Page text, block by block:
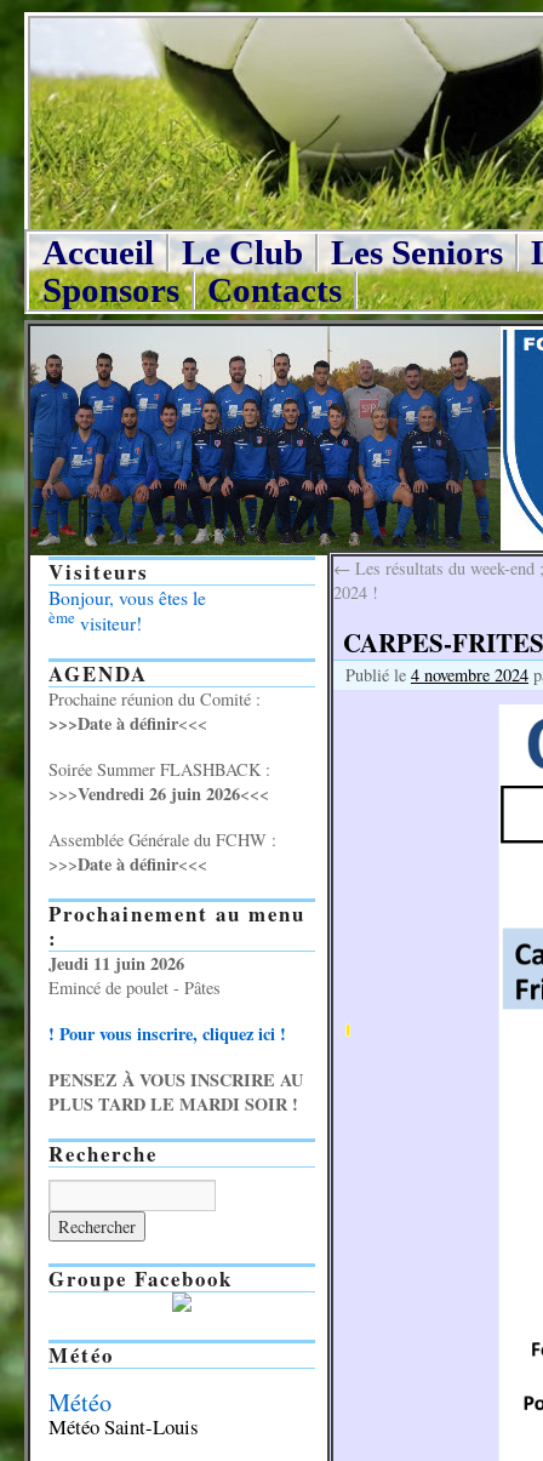
Accueil Le Club Les Seniors
Sponsors
Contacts
← Les résultats du week-end
2024 !
CARPES-
Publié le 4 novembre 2024
Visiteurs
Bonjour, vous êtes le
ème visiteur!
AGENDA
Prochaine réunion du Comité :
>>>Date à définir<<<
Soirée Summer FLASHBACK :
>>>Vendredi 26 juin 2026<<<
Assemblée Générale du FCHW :
>>>Date à définir<<<
Prochainement au menu
:
Jeudi 11 juin 2026
Emincé de poulet - Pâtes
! Pour vous inscrire, cliquez ici !
PENSEZ À VOUS INSCRIRE AU
PLUS TARD LE MARDI SOIR !
Recherche
Groupe Facebook
Météo
Météo
Météo Saint-Louis